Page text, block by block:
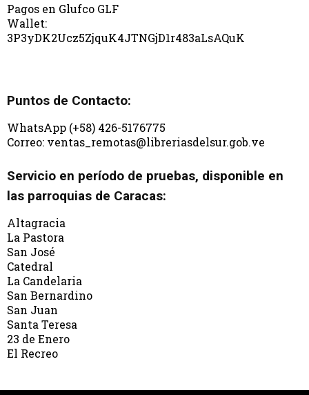
Pagos en Glufco GLF
Wallet:
3P3yDK2Ucz5ZjquK4JTNGjD1r483aLsAQuK
Puntos de Contacto:
WhatsApp (+58) 426-5176775
Correo: ventas_remotas@libreriasdelsur.gob.ve
Servicio en período de pruebas, disponible en
las parroquias de Caracas:
Altagracia
La Pastora
San José
Catedral
La Candelaria
San Bernardino
San Juan
Santa Teresa
23 de Enero
El Recreo